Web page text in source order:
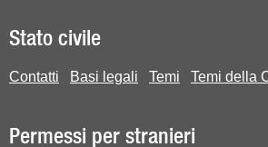
Stato civile
Contatti Basi legali Temi Temi della
Permessi per stranieri